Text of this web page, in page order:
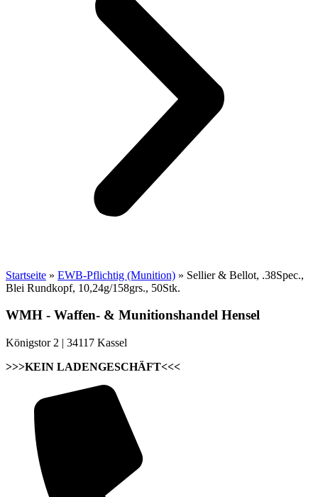
Startseite » EWB-Pflichtig (Munition) » Sellier & Bellot, .38Spec.,
Blei Rundkopf, 10,24g/158grs., 50Stk.
WMH - Waffen- & Munitionshandel Hensel
Königstor 2 | 34117 Kassel
>>>KEIN LADENGESCHÄFT<<<